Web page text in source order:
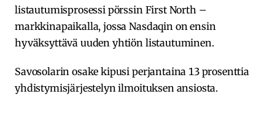
listautumisprosessi pörssin First North –
markkinapaikalla, jossa Nasdaqin on ensin
hyväksyttävä uuden yhtiön listautuminen.
Savosolarin osake kipusi perjantaina 13 prosenttia
yhdistymisjärjestelyn ilmoituksen ansiosta.